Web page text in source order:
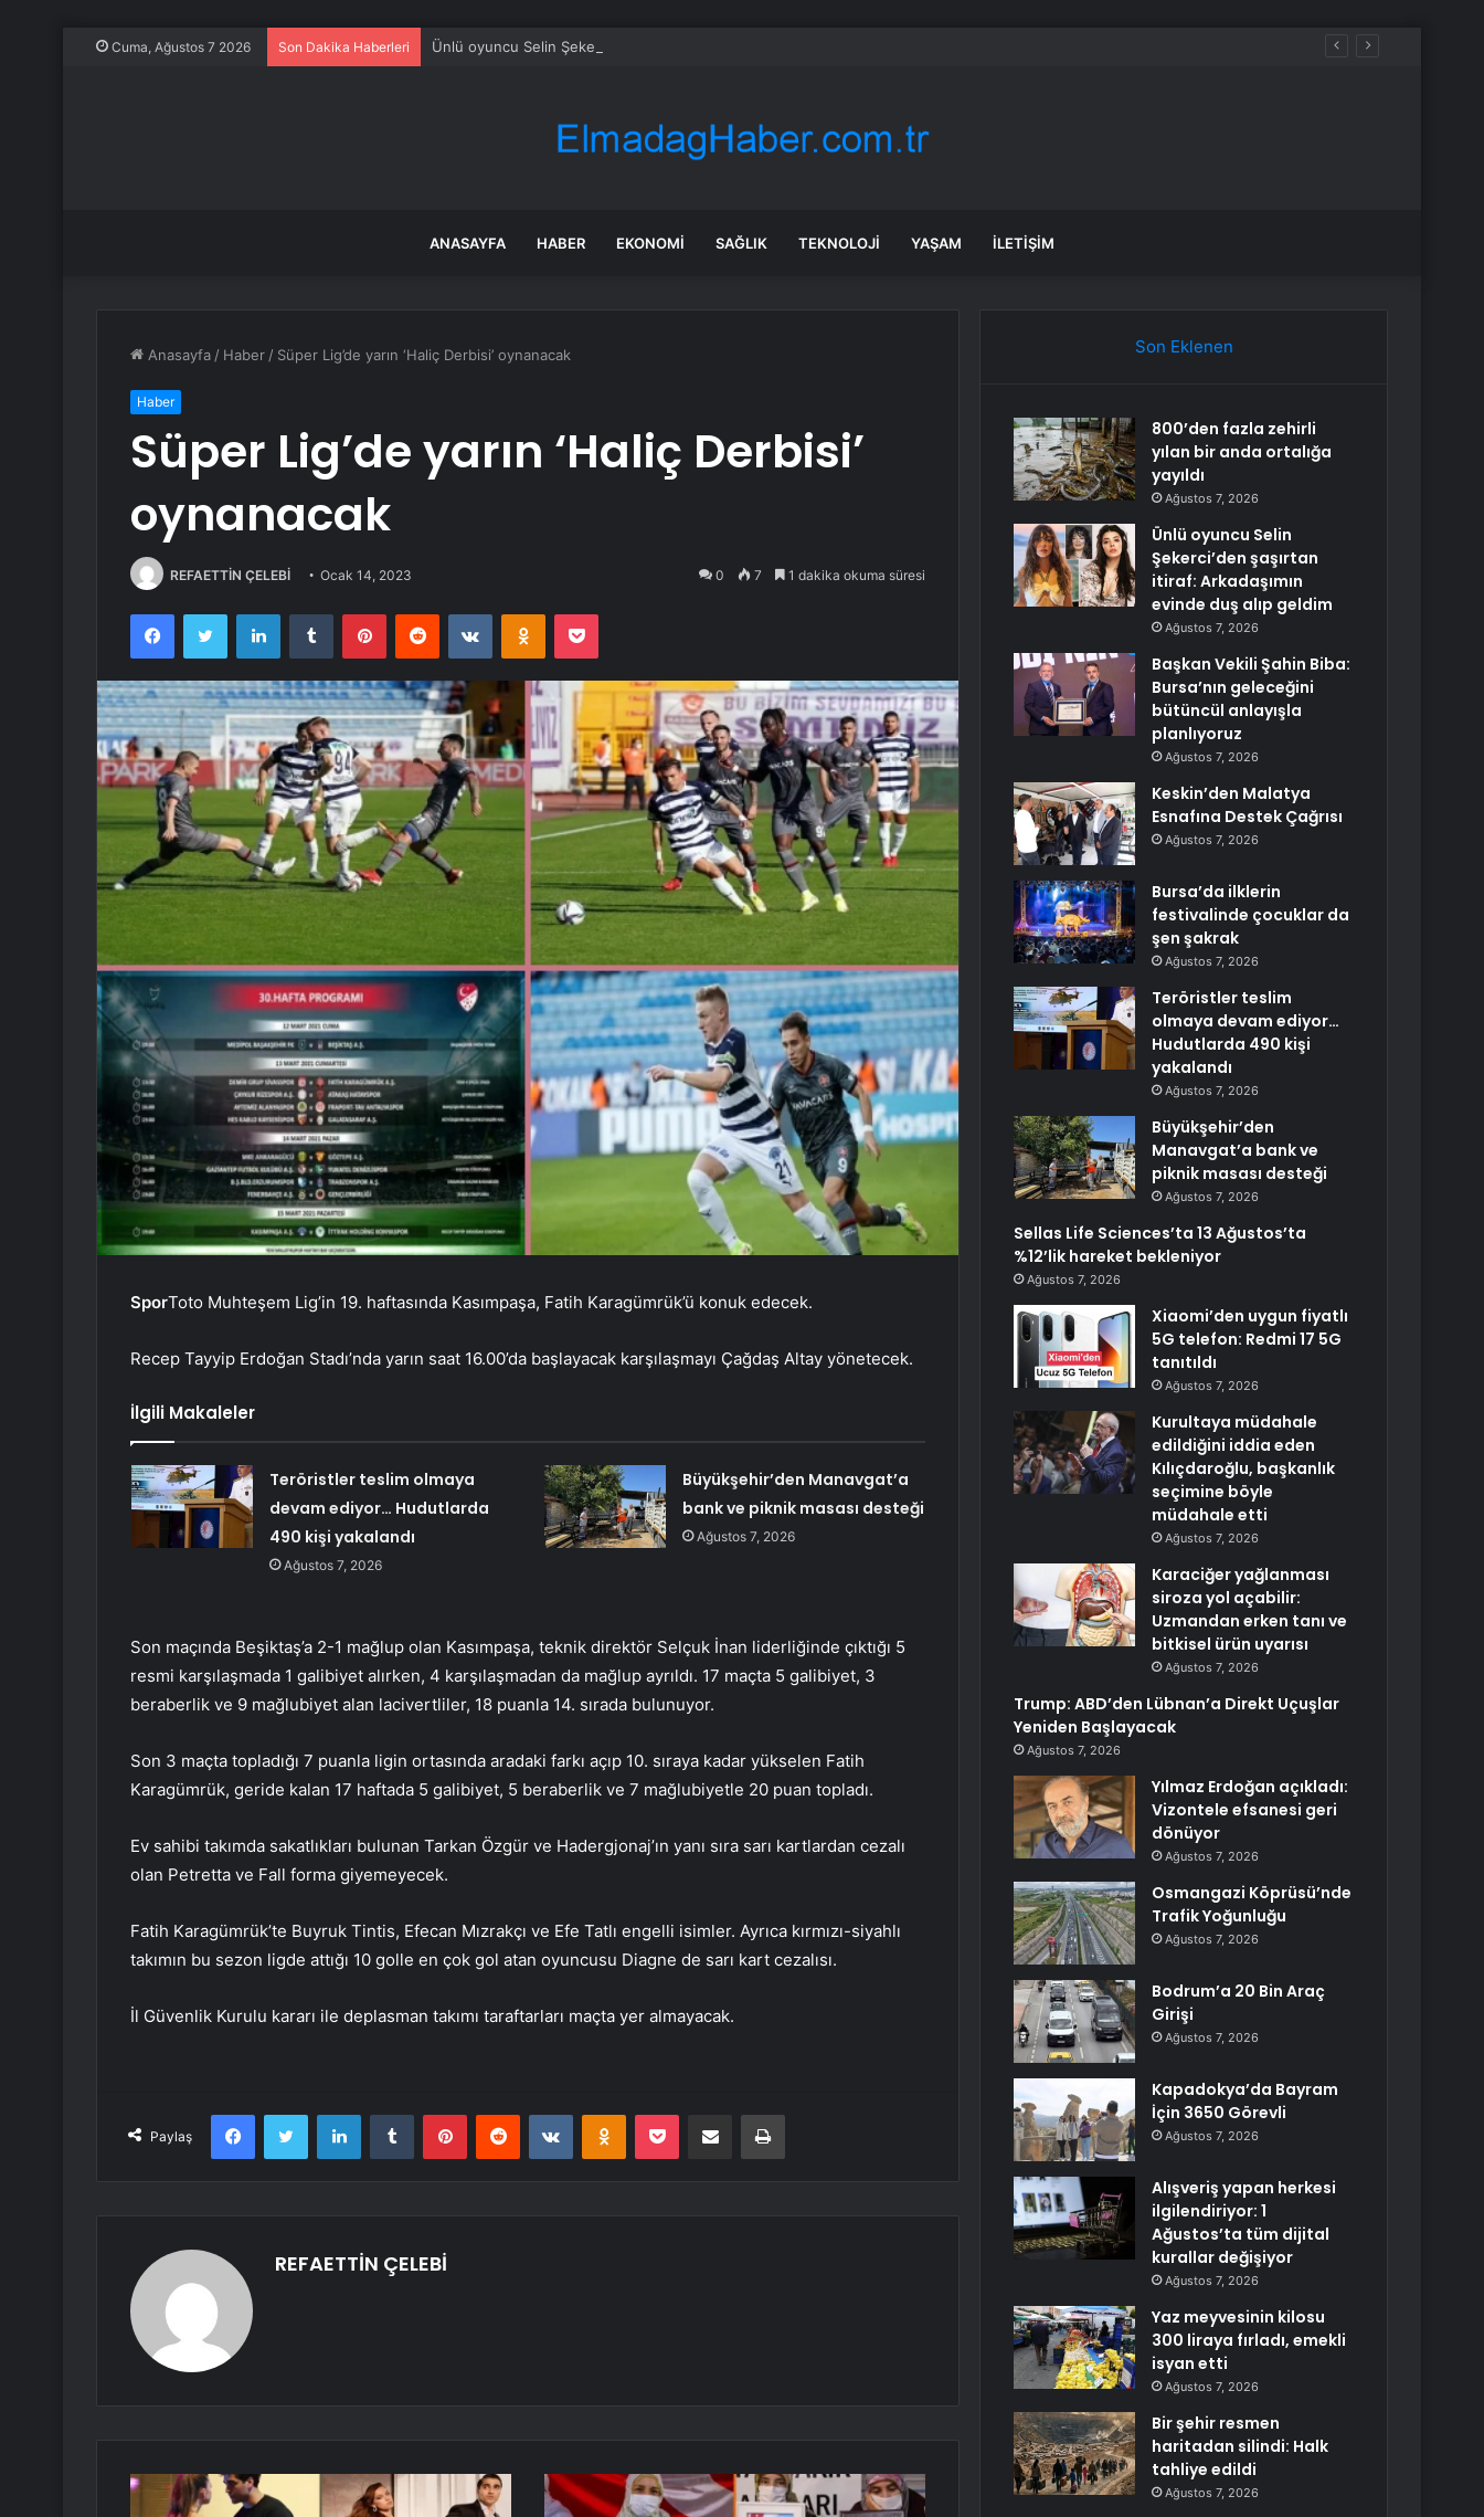
Cuma, Ağustos 7 2026 Son Dakika Haberleri Ünlü oyuncu Selin Şekerci’den şaşırtan itiraf: Arkadaşımın evinde duş alıp geldim
ANASAYFA HABER EKONOMI SAĞLIK TEKNOLOJI YAŞAM İLETIŞIM
Anasayfa / Haber / Süper Lig’de yarın ‘Haliç Derbisi’ oynanacak
Haber
Süper Lig’de yarın ‘Haliç Derbisi’
oynanacak
REFAETTİN ÇELEBİ Ocak 14, 2023 0 7 1 dakika okuma süresi
FacebookTwitter LinkedInTumblr PinterestReddit VKontakteOdnoklassniki
Pocket
SporToto Muhteşem Lig’in 19. haftasında Kasımpaşa, Fatih Karagümrük’ü konuk edecek.
Recep Tayyip Erdoğan Stadı’nda yarın saat 16.00’da başlayacak karşılaşmayı Çağdaş Altay yönetecek.
İlgili Makaleler
Teröristler teslim olmaya
devam ediyor… Hudutlarda
490 kişi yakalandı
Ağustos 7, 2026
Büyükşehir’den Manavgat’a
bank ve piknik masası desteği
Ağustos 7, 2026
Son maçında Beşiktaş’a 2-1 mağlup olan Kasımpaşa, teknik direktör Selçuk İnan liderliğinde çıktığı 5
resmi karşılaşmada 1 galibiyet alırken, 4 karşılaşmadan da mağlup ayrıldı. 17 maçta 5 galibiyet, 3
beraberlik ve 9 mağlubiyet alan lacivertliler, 18 puanla 14. sırada bulunuyor.
Son 3 maçta topladığı 7 puanla ligin ortasında aradaki farkı açıp 10. sıraya kadar yükselen Fatih
Karagümrük, geride kalan 17 haftada 5 galibiyet, 5 beraberlik ve 7 mağlubiyetle 20 puan topladı.
Ev sahibi takımda sakatlıkları bulunan Tarkan Özgür ve Hadergjonaj’ın yanı sıra sarı kartlardan cezalı
olan Petretta ve Fall forma giyemeyecek.
Fatih Karagümrük’te Buyruk Tintis, Efecan Mızrakçı ve Efe Tatlı engelli isimler. Ayrıca kırmızı-siyahlı
takımın bu sezon ligde attığı 10 golle en çok gol atan oyuncusu Diagne de sarı kart cezalısı.
İl Güvenlik Kurulu kararı ile deplasman takımı taraftarları maçta yer almayacak.
Paylaş
FacebookTwitter LinkedInTumblr PinterestReddit VKontakteOdnoklassniki
Pocket E-Posta ile paylaş Yazdır
REFAETTİN ÇELEBİ
Son Eklenen
800’den fazla zehirli
yılan bir anda ortalığa
yayıldı
Ağustos 7, 2026
Ünlü oyuncu Selin
Şekerci’den şaşırtan
itiraf: Arkadaşımın
evinde duş alıp geldim
Ağustos 7, 2026
Başkan Vekili Şahin Biba:
Bursa’nın geleceğini
bütüncül anlayışla
planlıyoruz
Ağustos 7, 2026
Keskin’den Malatya
Esnafına Destek Çağrısı
Ağustos 7, 2026
Bursa’da ilklerin
festivalinde çocuklar da
şen şakrak
Ağustos 7, 2026
Teröristler teslim
olmaya devam ediyor…
Hudutlarda 490 kişi
yakalandı
Ağustos 7, 2026
Büyükşehir’den
Manavgat’a bank ve
piknik masası desteği
Ağustos 7, 2026
Sellas Life Sciences’ta 13 Ağustos’ta
%12’lik hareket bekleniyor
Ağustos 7, 2026
Xiaomi’den uygun fiyatlı
5G telefon: Redmi 17 5G
tanıtıldı
Ağustos 7, 2026
Kurultaya müdahale
edildiğini iddia eden
Kılıçdaroğlu, başkanlık
seçimine böyle
müdahale etti
Ağustos 7, 2026
Karaciğer yağlanması
siroza yol açabilir:
Uzmandan erken tanı ve
bitkisel ürün uyarısı
Ağustos 7, 2026
Trump: ABD’den Lübnan’a Direkt Uçuşlar
Yeniden Başlayacak
Ağustos 7, 2026
Yılmaz Erdoğan açıkladı:
Vizontele efsanesi geri
dönüyor
Ağustos 7, 2026
Osmangazi Köprüsü’nde
Trafik Yoğunluğu
Ağustos 7, 2026
Bodrum’a 20 Bin Araç
Girişi
Ağustos 7, 2026
Kapadokya’da Bayram
İçin 3650 Görevli
Ağustos 7, 2026
Alışveriş yapan herkesi
ilgilendiriyor: 1
Ağustos’ta tüm dijital
kurallar değişiyor
Ağustos 7, 2026
Yaz meyvesinin kilosu
300 liraya fırladı, emekli
isyan etti
Ağustos 7, 2026
Bir şehir resmen
haritadan silindi: Halk
tahliye edildi
Ağustos 7, 2026